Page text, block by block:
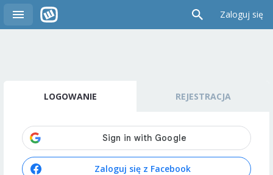
Zaloguj się
LOGOWANIE REJESTRACJA
Zaloguj się z Facebook